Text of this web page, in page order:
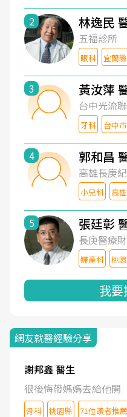
2 林逸民
五福診所
眼科 宜蘭縣
3 黃汝萍
台中光流
牙科 台中市
4 郭和昌
高雄長庚
小兒科 高
5 張廷彰
長庚醫療
婦產科 桃
我
網友就醫經驗分享
謝邦鑫 醫生
很後悔帶媽媽去給他開
骨科 桃園縣 71位讀者推薦